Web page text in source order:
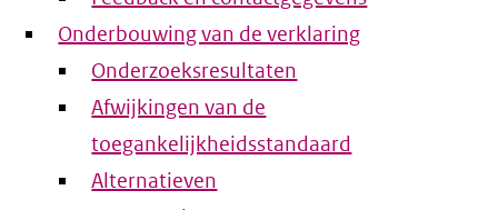
Onderbouwing van de verklaring
Onderzoeksresultaten
Afwijkingen van de
toegankelijkheidsstandaard
Alternatieven